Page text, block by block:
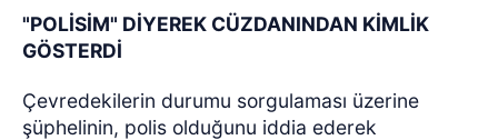
"POLİSİM" DİYEREK CÜZDANINDAN KİMLİK
GÖSTERDİ
Çevredekilerin durumu sorgulaması üzerine
şüphelinin, polis olduğunu iddia ederek